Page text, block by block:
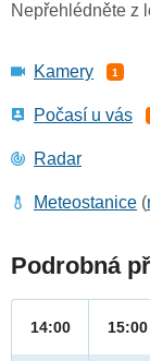
Nepřehlédněte z
Kamery 1
Počasí u vás
Radar
Meteostanice (
Podrobná
14:00 15:00